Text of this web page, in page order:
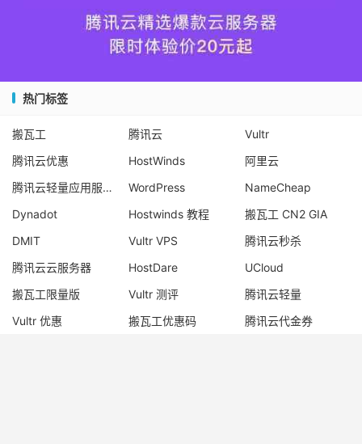
热门标签
搬瓦工 腾讯云
Vultr
腾讯云优惠
HostWinds
阿里云
腾讯云轻量应用服务器
WordPress
NameCheap
Dynadot
Hostwinds 教程
搬瓦工 CN2 GIA
DMIT
Vultr VPS
腾讯云秒杀
腾讯云云服务器
HostDare
UCloud
搬瓦工限量版
Vultr 测评
腾讯云轻量
Vultr 优惠
搬瓦工优惠码
腾讯云代金券